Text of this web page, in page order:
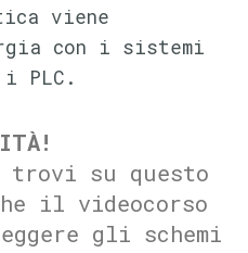
viene
con i sistemi
PLC.
su questo
il videocorso
gli schemi